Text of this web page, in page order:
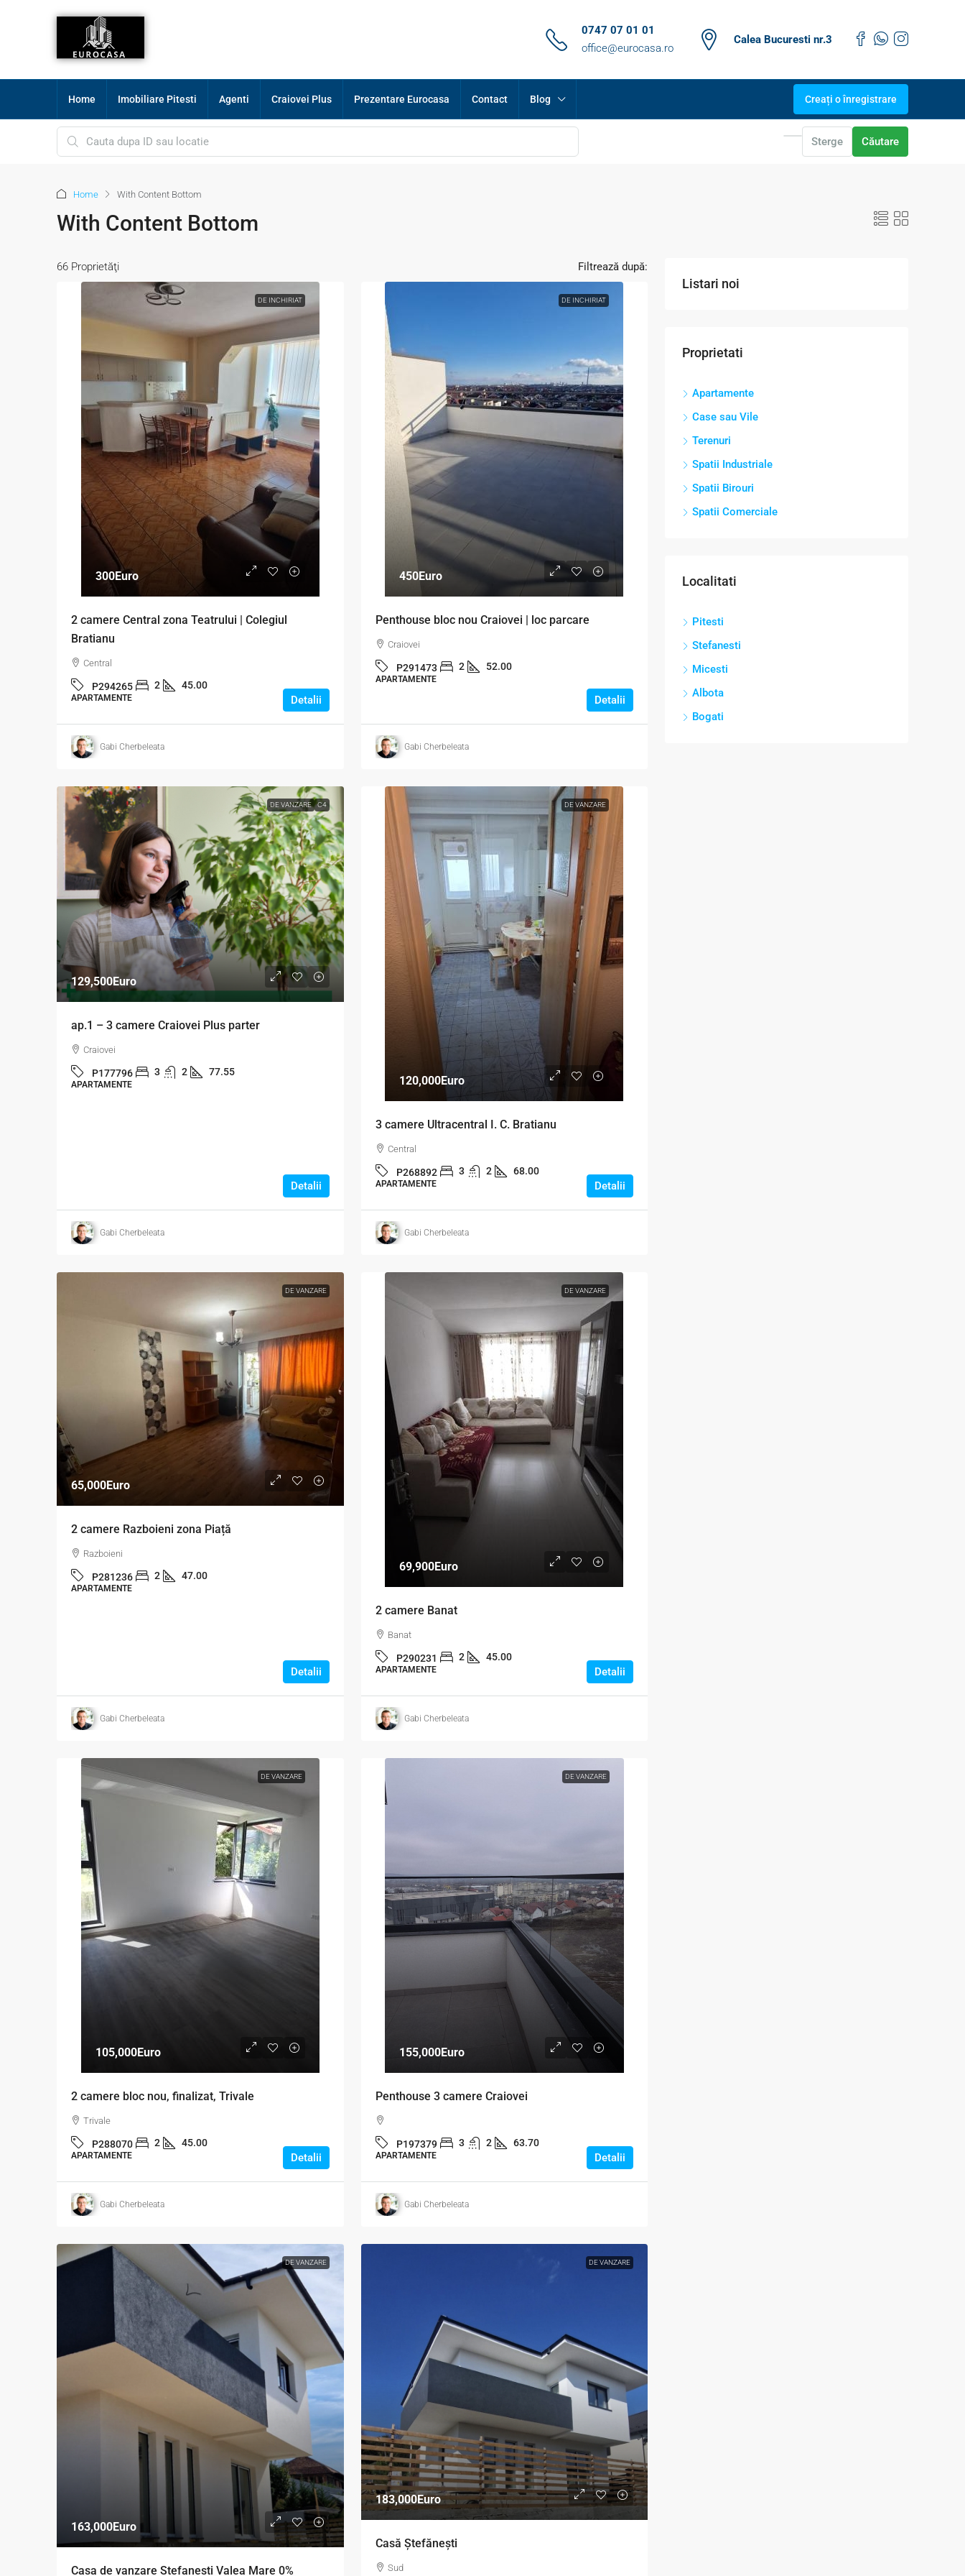
0747 07 01 01
office@eurocasa.ro
Calea Bucuresti nr.3
Home Imobiliare Pitesti Agenti Craiovei Plus Prezentare Eurocasa Contact Blog Creați o înregistrare
Sterge Căutare
Home With Content Bottom
With Content Bottom
66 Proprietăţi Filtrează după:
DE INCHIRIAT
300Euro
2 camere Central zona Teatrului | Colegiul
Bratianu
Central
P294265 2 45.00
APARTAMENTE Detalii
Gabi Cherbeleata
DE INCHIRIAT
450Euro
Penthouse bloc nou Craiovei | loc parcare
Craiovei
P291473 2 52.00
APARTAMENTE
Detalii
Gabi Cherbeleata
DE VANZARE C4
129,500Euro
ap.1 – 3 camere Craiovei Plus parter
Craiovei
P177796 3 2 77.55
APARTAMENTE
Detalii
Gabi Cherbeleata
DE VANZARE
120,000Euro
3 camere Ultracentral I. C. Bratianu
Central
P268892 3 2 68.00
APARTAMENTE Detalii
Gabi Cherbeleata
DE VANZARE
65,000Euro
2 camere Razboieni zona Piață
Razboieni
P281236 2 47.00
APARTAMENTE
Detalii
Gabi Cherbeleata
DE VANZARE
69,900Euro
2 camere Banat
Banat
P290231 2 45.00
APARTAMENTE Detalii
Gabi Cherbeleata
DE VANZARE
105,000Euro
2 camere bloc nou, finalizat, Trivale
Trivale
P288070 2 45.00
APARTAMENTE Detalii
Gabi Cherbeleata
DE VANZARE
155,000Euro
Penthouse 3 camere Craiovei
P197379 3 2 63.70
APARTAMENTE Detalii
Gabi Cherbeleata
DE VANZARE
163,000Euro
Casa de vanzare Stefanesti Valea Mare 0%
DE VANZARE
183,000Euro
Casă Ștefănești
Sud
Listari noi
Proprietati
Apartamente
Case sau Vile
Terenuri
Spatii Industriale
Spatii Birouri
Spatii Comerciale
Localitati
Pitesti
Stefanesti
Micesti
Albota
Bogati